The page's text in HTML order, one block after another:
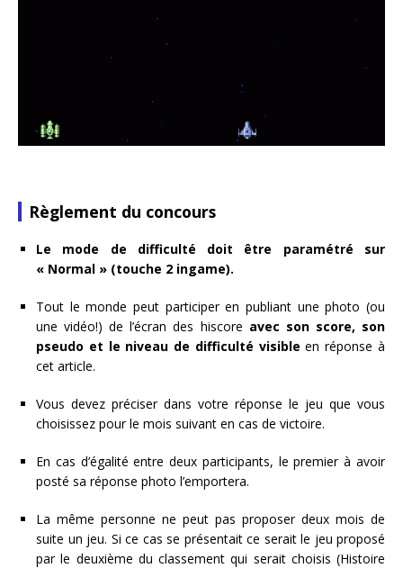
Règlement du concours
Le mode de difficulté doit être paramétré sur
« Normal » (touche 2 ingame).
Tout le monde peut participer en publiant une photo (ou
une vidéo!) de l’écran des hiscore avec son score, son
pseudo et le niveau de difficulté visible en réponse à
cet article.
Vous devez préciser dans votre réponse le jeu que vous
choisissez pour le mois suivant en cas de victoire.
En cas d’égalité entre deux participants, le premier à avoir
posté sa réponse photo l’emportera.
La même personne ne peut pas proposer deux mois de
suite un jeu. Si ce cas se présentait ce serait le jeu proposé
par le deuxième du classement qui serait choisis (Histoire